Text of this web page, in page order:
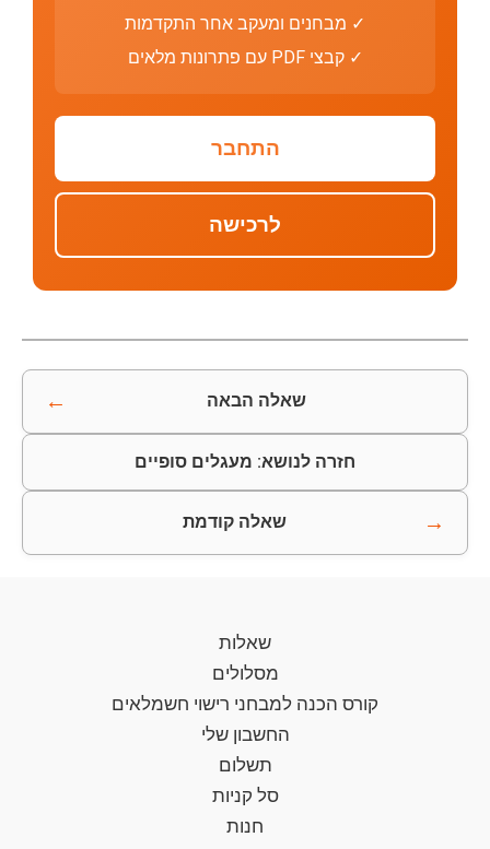
✓ מבחנים ומעקב אחר התקדמות
✓ קבצי PDF עם פתרונות מלאים
התחבר
לרכישה
שאלה הבאה ←
חזרה לנושא: מעגלים סופיים
→ שאלה קודמת
שאלות
מסלולים
קורס הכנה למבחני רישוי חשמלאים
החשבון שלי
תשלום
סל קניות
חנות